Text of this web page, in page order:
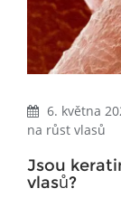
6. května
na růst vlasů
Jsou
vlasů?